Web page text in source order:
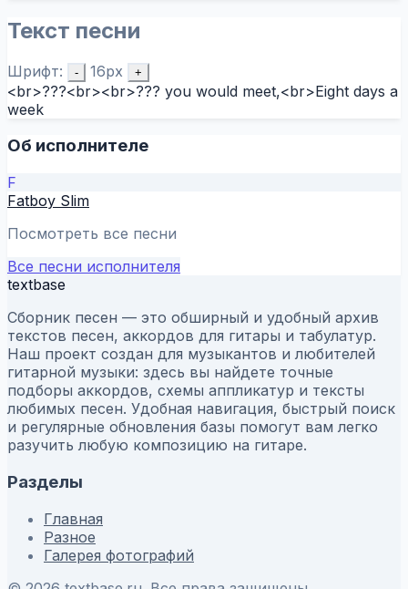
Текст песни
Шрифт: - 16px +
<br>???<br><br>??? you would meet,<br>Eight days a
week
Об исполнителе
F
Fatboy Slim
Посмотреть все песни
Все песни исполнителя
textbase
Сборник песен — это обширный и удобный архив
текстов песен, аккордов для гитары и табулатур.
Наш проект создан для музыкантов и любителей
гитарной музыки: здесь вы найдете точные
подборы аккордов, схемы аппликатур и тексты
любимых песен. Удобная навигация, быстрый поиск
и регулярные обновления базы помогут вам легко
разучить любую композицию на гитаре.
Разделы
Главная
Разное
Галерея фотографий